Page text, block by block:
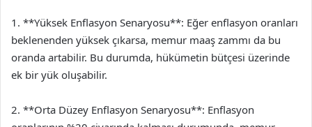
1. **Yüksek Enflasyon Senaryosu**: Eğer enflasyon oranları
beklenenden yüksek çıkarsa, memur maaş zammı da bu
oranda artabilir. Bu durumda, hükümetin bütçesi üzerinde
ek bir yük oluşabilir.
2. **Orta Düzey Enflasyon Senaryosu**: Enflasyon